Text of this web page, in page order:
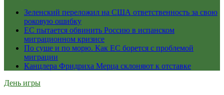
Зеленский переложил на США ответственность за свою
роковую ошибку
ЕС пытается обвинить Россию в испанском
миграционном кризисе
По суше и по морю. Как ЕС борется с проблемой
миграции
Канцлера Фридриха Мерца склоняют к отставке
День игры